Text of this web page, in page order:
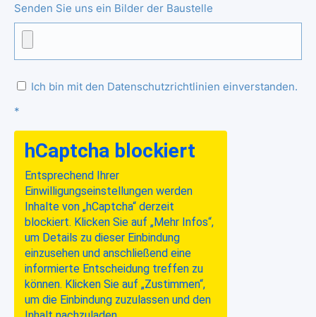
Senden Sie uns ein Bilder der Baustelle
Ich bin mit den Datenschutzrichtlinien einverstanden.
*